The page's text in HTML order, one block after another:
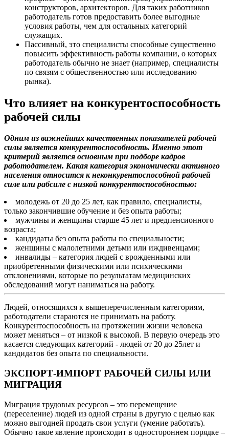
конструкторов, архитекторов. Для таких работников
работодатель готов предоставить более выгодные
условия работы, чем для остальных категорий
служащих.
Пассивный, это специалисты способные существенно
повысить эффективность работы компании, о которых
работодатель обычно не знает (например, специалисты
по связям с общественностью или исследованию
рынка).
Что влияет на конкурентоспособность
рабочей силы
Одним из важнейших качественных показателей рабочей
силы является конкурентоспособность. Именно этот
критерий является основным при подборе кадров
работодателем. Какая категория экономически активного
населения относится к неконкурентоспособной рабочей
силе или рабсиле с низкой конкурентоспособностью:
молодежь от 20 до 25 лет, как правило, специалисты,
только закончившие обучение и без опыта работы;
мужчины и женщины старше 45 лет и предпенсионного
возраста;
кандидаты без опыта работы по специальности;
женщины с малолетними детьми или иждивенцами;
инвалиды – категория людей с врожденными или
приобретенными физическими или психическими
отклонениями, которые по результатам медицинских
обследований могут наниматься на работу.
Людей, относящихся к вышеперечисленным категориям,
работодатели стараются не принимать на работу.
Конкурентоспособность на протяжении жизни человека
может меняться – от низкой к высокой. В первую очередь это
касается следующих категорий - людей от 20 до 25лет и
кандидатов без опыта по специальности.
ЭКСПОРТ-ИМПОРТ РАБОЧЕЙ СИЛЫ ИЛИ
МИГРАЦИЯ
Миграция трудовых ресурсов – это перемещение
(переселение) людей из одной страны в другую с целью как
можно выгодней продать свои услуги (умение работать).
Обычно такое явление происходит в одностороннем порядке –